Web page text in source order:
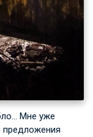
Мне уже
предложения